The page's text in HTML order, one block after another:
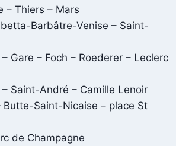
– Thiers – Mars
Barbâtre-Venise – Saint-
Gare – Foch – Roederer – Leclerc
Saint-André – Camille Lenoir
Butte-Saint-Nicaise – place St
de Champagne